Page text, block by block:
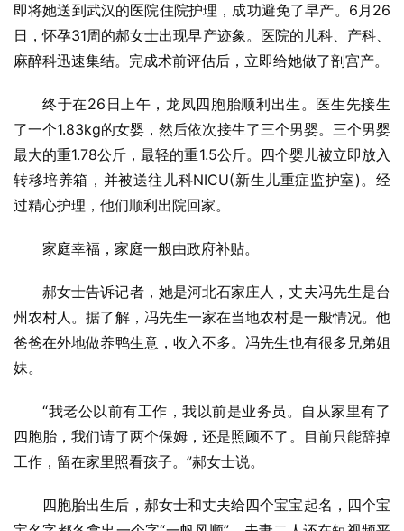
即将她送到武汉的医院住院护理，成功避免了早产。6月26
日，怀孕31周的郝女士出现早产迹象。医院的儿科、产科、
麻醉科迅速集结。完成术前评估后，立即给她做了剖宫产。
终于在26日上午，龙凤四胞胎顺利出生。医生先接生
了一个1.83kg的女婴，然后依次接生了三个男婴。三个男婴
最大的重1.78公斤，最轻的重1.5公斤。四个婴儿被立即放入
转移培养箱，并被送往儿科NICU(新生儿重症监护室)。经
过精心护理，他们顺利出院回家。
家庭幸福，家庭一般由政府补贴。
郝女士告诉记者，她是河北石家庄人，丈夫冯先生是台
州农村人。据了解，冯先生一家在当地农村是一般情况。他
爸爸在外地做养鸭生意，收入不多。冯先生也有很多兄弟姐
妹。
“我老公以前有工作，我以前是业务员。自从家里有了
四胞胎，我们请了两个保姆，还是照顾不了。目前只能辞掉
工作，留在家里照看孩子。”郝女士说。
四胞胎出生后，郝女士和丈夫给四个宝宝起名，四个宝